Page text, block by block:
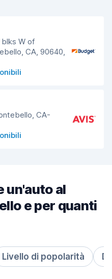
blks W of
CA, 90640,
CA-
un'auto al
e per quanti
Livello di popolarità